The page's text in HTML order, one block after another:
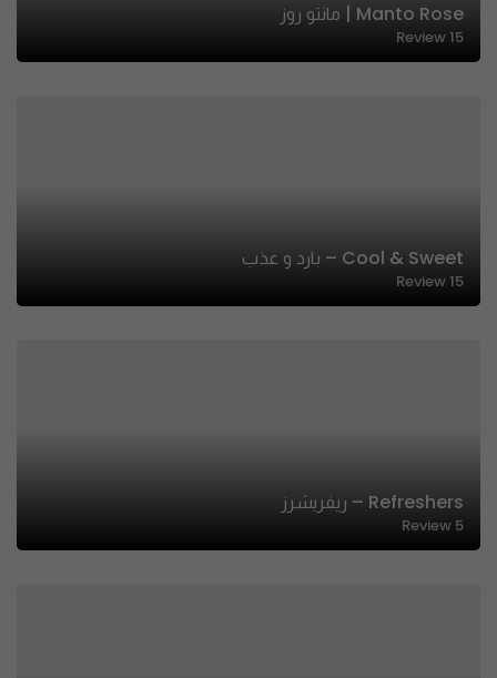
Manto Rose | مانتو روز
15
Review
Cool & Sweet – بارد و عذب
15
Review
Refreshers – ريفريشرز
5
Review